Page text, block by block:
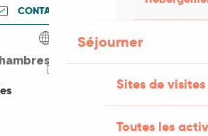
Séjourner
Sites de visites
Toutes les
CONTACTEZ-NOUS